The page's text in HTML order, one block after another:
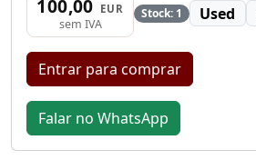
100,00 EUR
sem IVA
Stock: 1 Used
Entrar para comprar
Falar no WhatsApp